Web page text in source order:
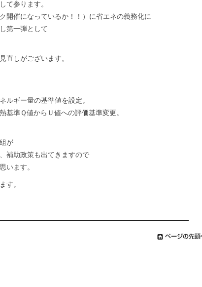
て参ります。
開催になっているか！！）に省エネの義務化に
第一弾として
直しがございます。
ルギー量の基準値を設定。
基準Ｑ値からＵ値への評価基準変更。
が
補助政策も出てきますので
います。
す。